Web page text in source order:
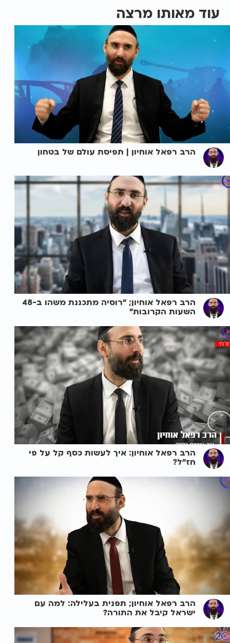
עוד מאותו מרצה
הרב רפאל אוחיון | תפיסת עולם של בטחון
הרב רפאל אוחיון; "רוסיה מתכננת משהו ב-48
השעות הקרובות"
הרב רפאל אוחיון: איך לעשות כסף קל על פי
חז"ל?
הרב רפאל אוחיון; תפנית בעלילה: למה עם
ישראל קיבל את התורה?